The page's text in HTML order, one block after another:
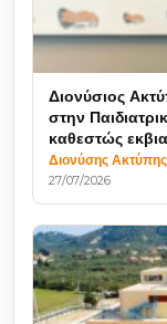
Διονύσιος
στην
καθεστώς
Διονύσης Ακτύπης
27/07/2026